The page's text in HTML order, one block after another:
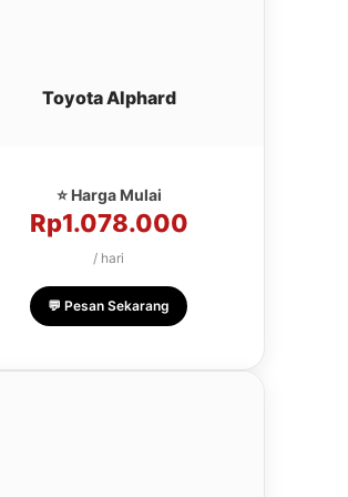
Toyota Alphard
⭐ Harga Mulai
Rp1.078.000
/ hari
💬 Pesan Sekarang